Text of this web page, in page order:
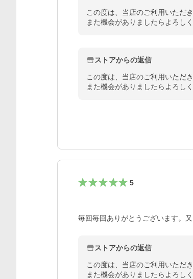
この度は、当店のご利用いただ
また機会がありましたらよろし
ストアからの返信
この度は、当店のご利用いただ
また機会がありましたらよろし
5
毎回毎回ありがとうございます。又
ストアからの返信
この度は、当店のご利用いただ
また機会がありましたらよろし